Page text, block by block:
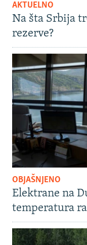
AKTUELNO
Na šta Srbija
rezerve?
OBJAŠNJENO
Elektrane na
temperatura